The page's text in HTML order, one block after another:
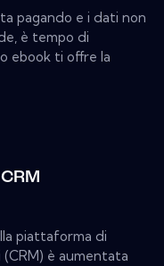
pagando e i dati non
è tempo di
ebook ti offre la
piattaforma di
è aumentata